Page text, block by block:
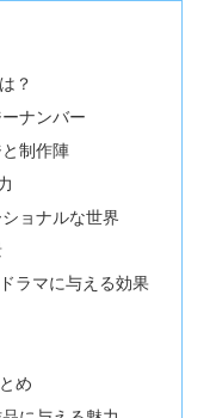
？
ナンバー
制作陣
ョナルな世界
ラマに与える効果
め